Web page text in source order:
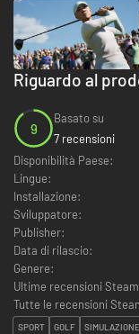
Riguardo al
9
Basato su
7 recensioni
Disponibilità Paese:
Lingue:
Installazione:
Sviluppatore:
Publisher:
Data di rilascio:
Genere:
Ultime recensioni
Tutte le recensioni
SPORT GOLF SIMULAZIONE